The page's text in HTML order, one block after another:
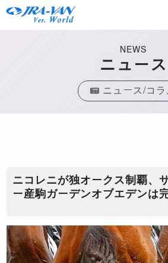
NEWS
ニュース
ニュース/コラ
ニコレニが独オークス制覇、
ー産駒ガーデンオブエデンは